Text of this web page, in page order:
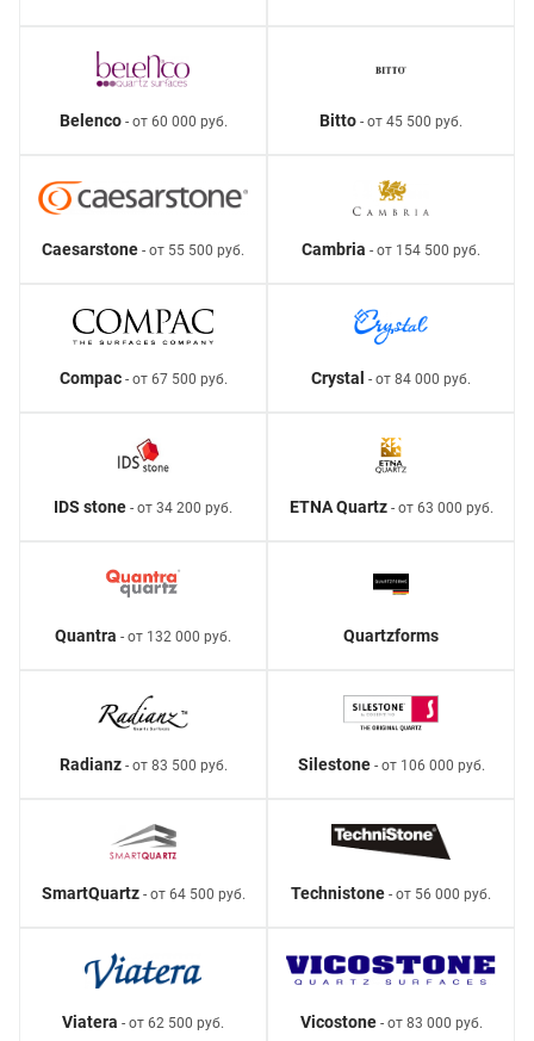
Belenco- от 60 000 руб. Bitto - от 45 500 руб.
Caesarstone - от 55 500 руб. Cambria - от 154 500 руб.
Compac- от 67 500 руб. Crystal - от 84 000 руб.
IDS stone - от 34 200 руб. ETNA Quartz- от 63 000 руб.
Quantra - от 132 000 руб. Quartzforms
Radianz- от 83 500 руб. Silestone- от 106 000 руб.
SmartQuartz- от 64 500 руб. Technistone - от 56 000 руб.
Viatera - от 62 500 руб. Vicostone- от 83 000 руб.